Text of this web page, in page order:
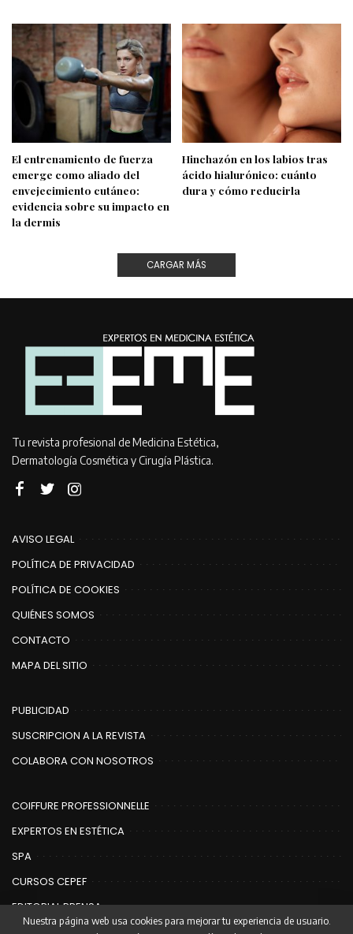
El entrenamiento de fuerza
emerge como aliado del
envejecimiento cutáneo:
evidencia sobre su impacto en
la dermis
Hinchazón en los labios tras
ácido hialurónico: cuánto
dura y cómo reducirla
CARGAR MÁS
Tu revista profesional de Medicina Estética,
Dermatología Cosmética y Cirugía Plástica.
AVISO LEGAL
POLÍTICA DE PRIVACIDAD
POLÍTICA DE COOKIES
QUIÉNES SOMOS
CONTACTO
MAPA DEL SITIO
PUBLICIDAD
SUSCRIPCION A LA REVISTA
COLABORA CON NOSOTROS
COIFFURE PROFESSIONNELLE
EXPERTOS EN ESTÉTICA
SPA
CURSOS CEPEF
EDITORIAL PRENSA
Nuestra página web usa cookies para mejorar tu experiencia de usuario.